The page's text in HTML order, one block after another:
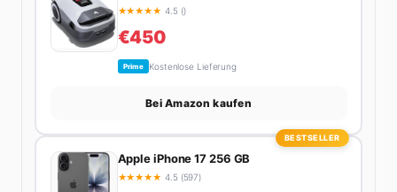
★★★★★ 4.5 ()
€450
Prime Kostenlose Lieferung
Bei Amazon kaufen
BESTSELLER
Apple iPhone 17 256 GB
★★★★★ 4.5 (597)